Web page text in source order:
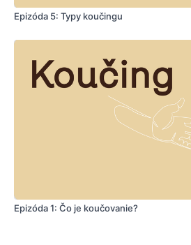
Epizóda 5: Typy koučingu
Epizóda 1: Čo je koučovanie?